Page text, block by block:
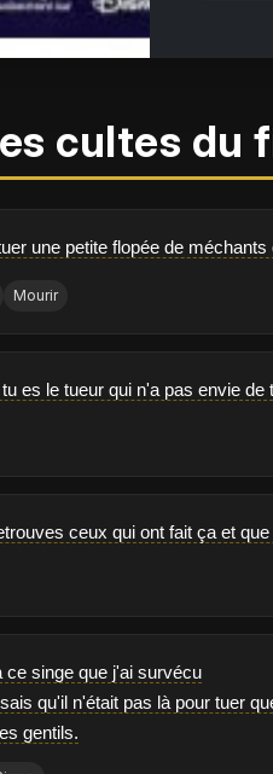
cultes du
une petite flopée de
Mourir
es le tueur qui n'a pas envie de
ceux qui ont fait ça et
ce singe que j'ai survécu
qu'il n'était pas là pour tuer
gentils.